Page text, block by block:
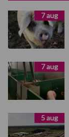
Sidebar7 aug
7 aug
5 aug